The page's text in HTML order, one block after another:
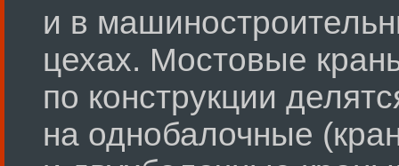
и в
цехах. Мостовые
по конструкции
на однобалочные